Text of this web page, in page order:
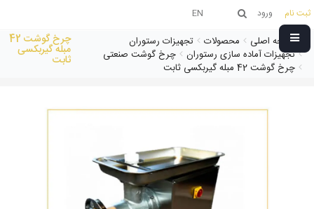
ثبت نام ورود EN
صفحه اصلی محصولات
تجهیزات رستوران
تجهیزات آماده سازی رستوران
چرخ گوشت صنعتی
چرخ گوشت 42 مبله گیربکسی ثابت
چرخ گوشت 42
مبله گیربکسی
ثابت